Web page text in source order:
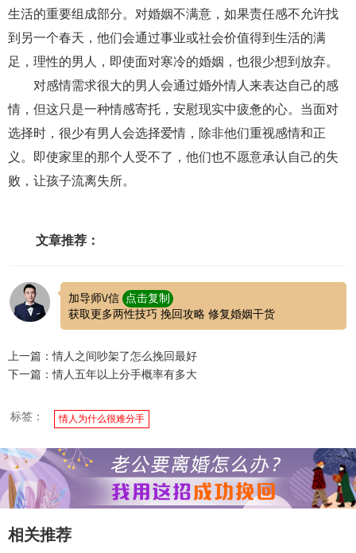
生活的重要组成部分。对婚姻不满意，如果责任感不允许找
到另一个春天，他们会通过事业或社会价值得到生活的满
足，理性的男人，即使面对寒冷的婚姻，也很少想到放弃。
对感情需求很大的男人会通过婚外情人来表达自己的感
情，但这只是一种情感寄托，安慰现实中疲惫的心。当面对
选择时，很少有男人会选择爱情，除非他们重视感情和正
义。即使家里的那个人受不了，他们也不愿意承认自己的失
败，让孩子流离失所。
文章推荐：
加导师\/信
点击复制
获取更多两性技巧 挽回攻略 修复婚姻干货
上一篇：情人之间吵架了怎么挽回最好
下一篇：情人五年以上分手概率有多大
标签： 情人为什么很难分手
相关推荐